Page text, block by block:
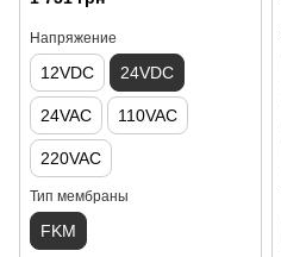
Напряжение
12VDC 24VDC
24VAC 110VAC
220VAC
Тип мембраны
FKM